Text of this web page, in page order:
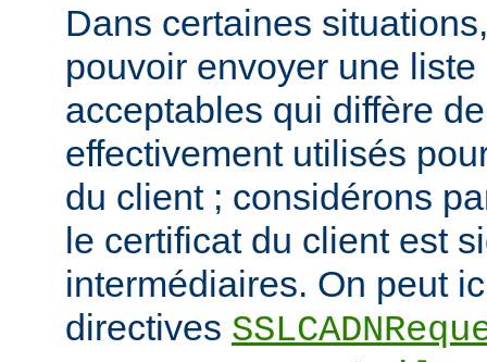
Dans certaines
pouvoir envoyer une
acceptables qui diffère
effectivement utilisés
du client ; considérons
le certificat du client est
intermédiaires. On peut
directives